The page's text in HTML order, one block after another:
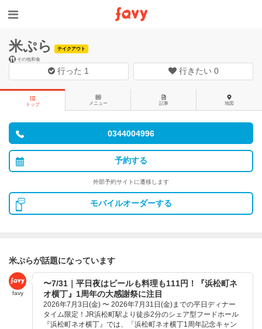
米ぷら
テイクアウト
その他和食
行った 1 行きたい 0
トップ メニュー 記事 地図
0344004996
予約する
外部予約サイトに遷移します
モバイルオーダーする
米ぷらが話題になっています
favy
〜7/31｜平日夜はビールも料理も111円！『浜松町ネ
オ横丁』1周年の大感謝祭に注目
2026年7月3日(金) 〜 2026年7月31日(金)までの平日ディナー
タイム限定！JR浜松町駅より徒歩2分のシェア型フードホール
『浜松町ネオ横丁』では、「浜松町ネオ横丁1周年記念キャン